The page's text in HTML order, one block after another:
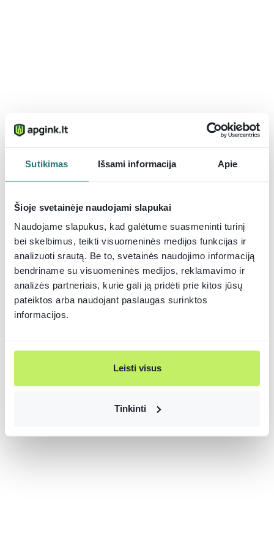
Sutikimas Išsami informacija Apie
Šioje svetainėje naudojami slapukai
Naudojame slapukus, kad galėtume suasmeninti turinį
bei skelbimus, teikti visuomeninės medijos funkcijas ir
analizuoti srautą. Be to, svetainės naudojimo informaciją
bendriname su visuomeninės medijos, reklamavimo ir
analizės partneriais, kurie gali ją pridėti prie kitos jūsų
pateiktos arba naudojant paslaugas surinktos
informacijos.
Leisti visus
Tinkinti